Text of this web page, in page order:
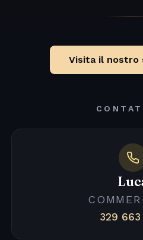
Visita il nostro
329 663